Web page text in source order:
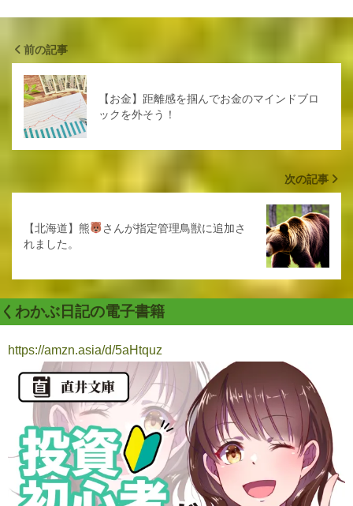
前の記事
【お金】距離感を掴んでお金のマインドブロ
ックを外そう！
次の記事
【北海道】熊
さんが指定管理鳥獣に追加さ
れました。
くわかぶ日記の電子書籍
https://amzn.asia/d/5aHtquz